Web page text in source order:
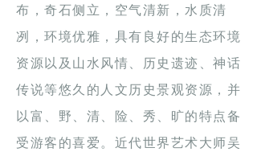
布，奇石侧立，空气清新，水质清
冽，环境优雅，具有良好的生态环境
资源以及山水风情、历史遗迹、神话
传说等悠久的人文历史景观资源，并
以富、野、清、险、秀、旷的特点备
受游客的喜爱。近代世界艺术大师吴